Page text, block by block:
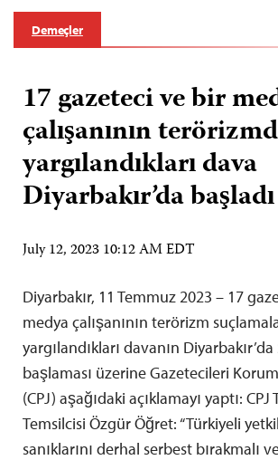
Demeçler
17 gazeteci ve bir
çalışanının
yargılandıkları dava
Diyarbakır’da başladı
July 12, 2023 10:12 AM EDT
Diyarbakır, 11 Temmuz 2023 – 17
medya çalışanının terörizm
yargılandıkları davanın
başlaması üzerine Gazetecileri
(CPJ) aşağıdaki açıklamayı yaptı: CPJ
Temsilcisi Özgür Öğret: “Türkiyeli
sanıklarını derhal serbest bırakmalı